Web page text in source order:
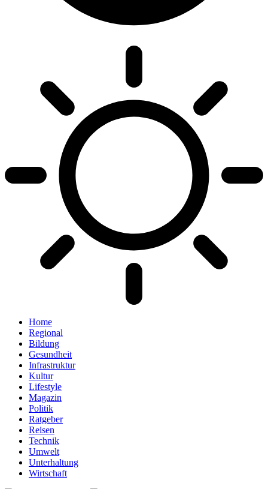
Home
Regional
Bildung
Gesundheit
Infrastruktur
Kultur
Lifestyle
Magazin
Politik
Ratgeber
Reisen
Technik
Umwelt
Unterhaltung
Wirtschaft